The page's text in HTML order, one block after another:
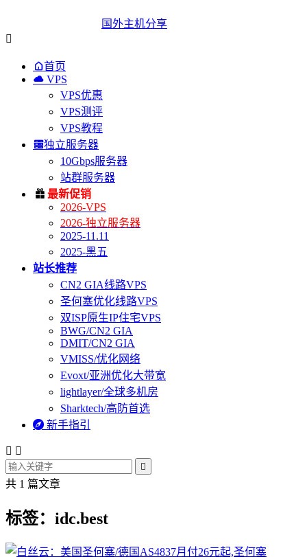
国外主机分享

首页
 VPS
VPS优惠
VPS测评
VPS教程
独立服务器
10Gbps服务器
站群服务器
 最新促销
2026-VPS
2026-独立服务器
2025-11.11
2025-黑五
站长推荐
CN2 GIA线路VPS
圣何塞优化线路VPS
双ISP原生IP住宅VPS
BWG/CN2 GIA
DMIT/CN2 GIA
VMISS/优化网络
Evoxt/亚洲优化大带宽
lightlayer/全球多机房
Sharktech/高防首选
 新手指引
 

共 1 篇文章
标签：idc.best